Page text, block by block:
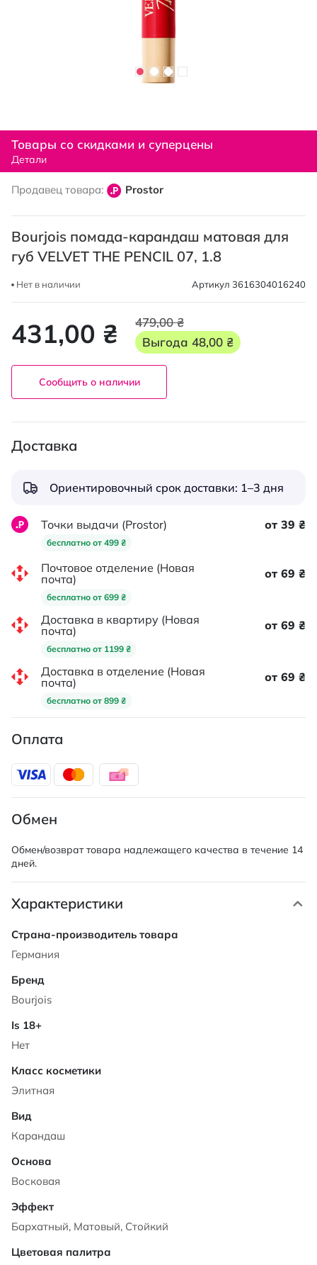
к
началу
галереи
Товары со скидками и суперцены
Детали
Продавец товара: Prostor
Bourjois помада-карандаш матовая для
губ VELVET THE PENCIL 07, 1.8
Нет в наличии Артикул 3616304016240
431,00 ₴
479,00 ₴
Выгода 48,00 ₴
Сообщить о наличии
Доставка
Ориентировочный срок доставки: 1–3 дня
Точки выдачи (Prostor)
бесплатно от 499 ₴
от 39 ₴
Почтовое отделение (Новая
почта)
бесплатно от 699 ₴
от 69 ₴
Доставка в квартиру (Новая
почта)
бесплатно от 1199 ₴
от 69 ₴
Доставка в отделение (Новая
почта)
бесплатно от 899 ₴
от 69 ₴
Оплата
Обмен
Обмен/возврат товара надлежащего качества в течение 14
дней.
Характеристики
Характеристики
Германия
Bourjois
Нет
Элитная
Карандаш
Восковая
Бархатный, Матовый, Стойкий